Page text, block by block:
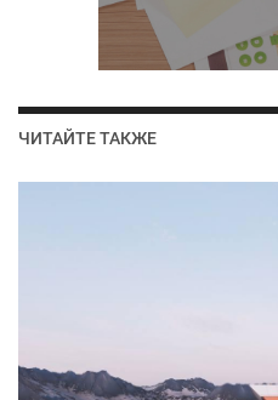
ЧИТАЙТЕ ТАКЖЕ